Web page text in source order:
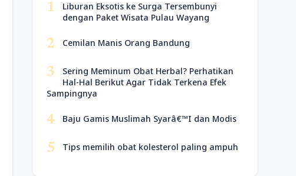
1
Liburan Eksotis ke Surga Tersembunyi
dengan Paket Wisata Pulau Wayang
2 Cemilan Manis Orang Bandung
3
Sering Meminum Obat Herbal? Perhatikan
Hal-Hal Berikut Agar Tidak Terkena Efek
Sampingnya
4 Baju Gamis Muslimah Syarâ€™I dan Modis
5 Tips memilih obat kolesterol paling ampuh